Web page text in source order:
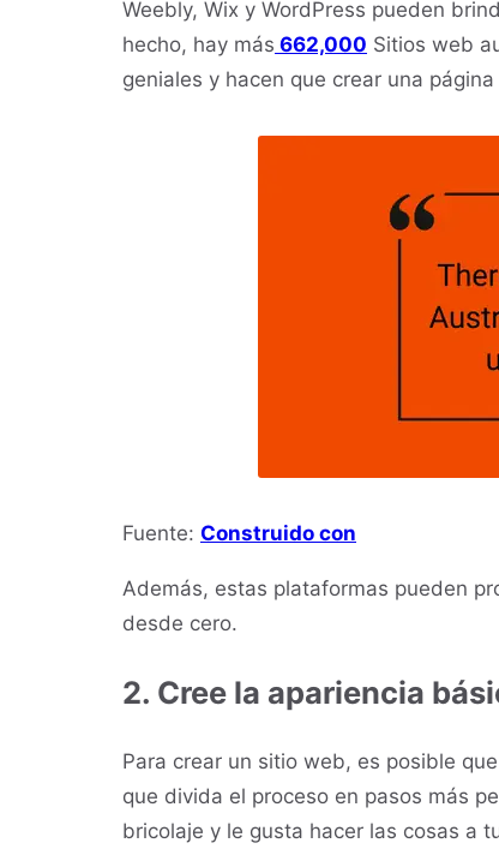
Weebly, Wix y WordPress pueden
hecho, hay más 662,000 Sitios web
geniales y hacen que crear una
Fuente: Construido con
Además, estas plataformas pueden
desde cero.
2. Cree la apariencia
Para crear un sitio web, es posible
que divida el proceso en pasos más
bricolaje y le gusta hacer las cosas a